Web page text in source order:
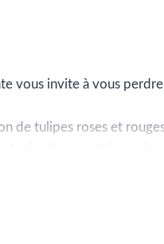
:
vous invite à vous
de tulipes roses et
qui étirent le regard